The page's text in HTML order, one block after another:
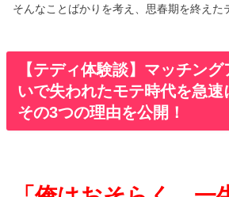
そんなことばかりを考え、思春期を終えた
【テディ体験談】マッチン
いで失われたモテ時代を急速
その3つの理由を公開！